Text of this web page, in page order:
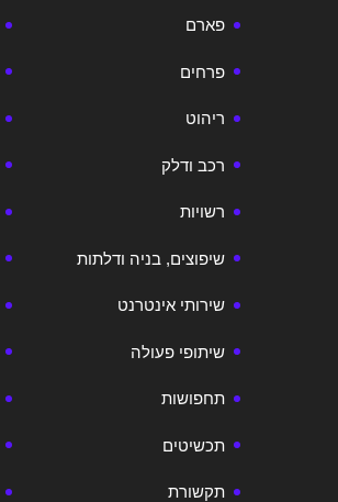
פארם
פרחים
ריהוט
רכב ודלק
רשויות
שיפוצים, בניה ודלתות
שירותי אינטרנט
שיתופי פעולה
תחפושות
תכשיטים
תקשורת